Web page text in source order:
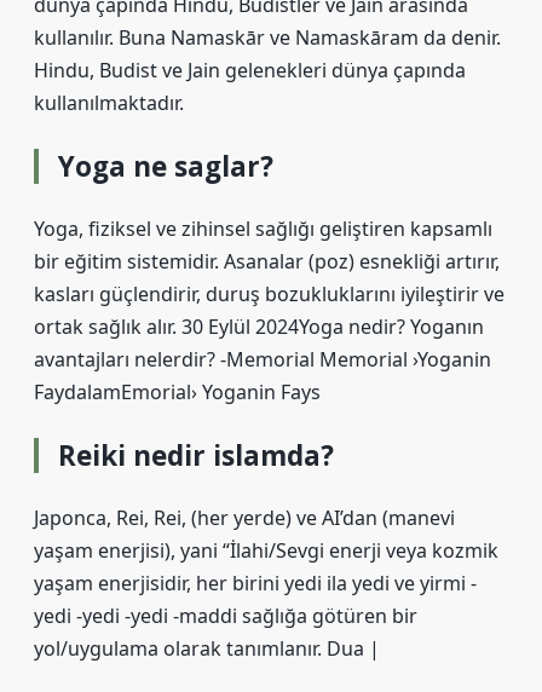
kullanılır. Buna Namaskār ve Namaskāram da denir.
Hindu, Budist ve Jain gelenekleri dünya çapında
kullanılmaktadır.
Yoga ne saglar?
Yoga, fiziksel ve zihinsel sağlığı geliştiren kapsamlı
bir eğitim sistemidir. Asanalar (poz) esnekliği artırır,
kasları güçlendirir, duruş bozukluklarını iyileştirir ve
ortak sağlık alır. 30 Eylül 2024Yoga nedir? Yoganın
avantajları nelerdir? -Memorial Memorial ›Yoganin
FaydalamEmorial› Yoganin Fays
Reiki nedir islamda?
Japonca, Rei, Rei, (her yerde) ve AI’dan (manevi
yaşam enerjisi), yani “İlahi/Sevgi enerji veya kozmik
yaşam enerjisidir, her birini yedi ila yedi ve yirmi -
yedi -yedi -yedi -maddi sağlığa götüren bir
yol/uygulama olarak tanımlanır. Dua |